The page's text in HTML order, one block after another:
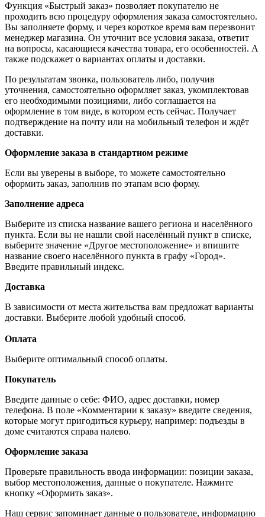
Функция «Быстрый заказ» позволяет покупателю не
проходить всю процедуру оформления заказа самостоятельно.
Вы заполняете форму, и через короткое время вам перезвонит
менеджер магазина. Он уточнит все условия заказа, ответит
на вопросы, касающиеся качества товара, его особенностей. А
также подскажет о вариантах оплаты и доставки.
По результатам звонка, пользователь либо, получив
уточнения, самостоятельно оформляет заказ, укомплектовав
его необходимыми позициями, либо соглашается на
оформление в том виде, в котором есть сейчас. Получает
подтверждение на почту или на мобильный телефон и ждёт
доставки.
Оформление заказа в стандартном режиме
Если вы уверены в выборе, то можете самостоятельно
оформить заказ, заполнив по этапам всю форму.
Заполнение адреса
Выберите из списка название вашего региона и населённого
пункта. Если вы не нашли свой населённый пункт в списке,
выберите значение «Другое местоположение» и впишите
название своего населённого пункта в графу «Город».
Введите правильный индекс.
Доставка
В зависимости от места жительства вам предложат варианты
доставки. Выберите любой удобный способ.
Оплата
Выберите оптимальный способ оплаты.
Покупатель
Введите данные о себе: ФИО, адрес доставки, номер
телефона. В поле «Комментарии к заказу» введите сведения,
которые могут пригодиться курьеру, например: подъезды в
доме считаются справа налево.
Оформление заказа
Проверьте правильность ввода информации: позиции заказа,
выбор местоположения, данные о покупателе. Нажмите
кнопку «Оформить заказ».
Наш сервис запоминает данные о пользователе, информацию